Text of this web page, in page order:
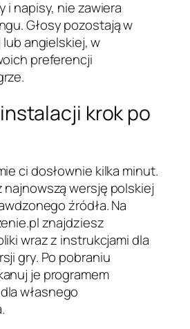
i napisy, nie zawiera
Głosy pozostają w
angielskiej, w
preferencji
krok po
ci dosłownie kilka minut.
najnowszą wersję polskiej
źródła. Na
znajdziesz
wraz z instrukcjami dla
gry. Po pobraniu
je programem
własnego